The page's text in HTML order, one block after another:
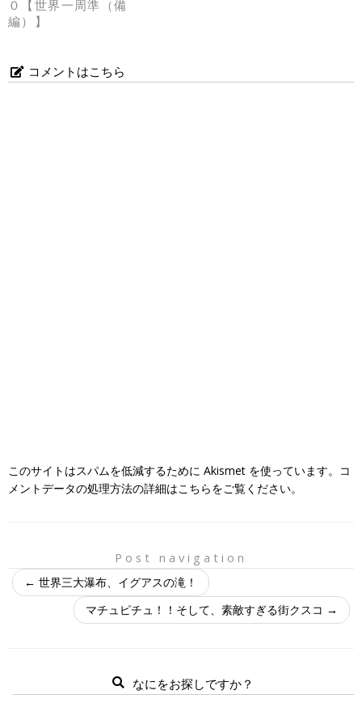
０【世界一周準（備
編）】
コメントはこちら
このサイトはスパムを低減するために Akismet を使っています。 コ
メントデータの処理方法の詳細はこちらをご覧ください。
Post navigation
← 世界三大瀑布、イグアスの滝！
マチュピチュ！！そして、素敵すぎる街クスコ →
なにをお探しですか？